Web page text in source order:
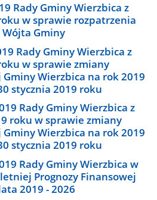
Rady Gminy Wierzbica z
w sprawie rozpatrzenia
Wójta Gminy
Rady Gminy Wierzbica z
w sprawie zmiany
Wierzbica na rok 2019
stycznia 2019 roku
Rady Gminy Wierzbica z
roku w sprawie zmiany
Wierzbica na rok 2019
stycznia 2019 roku
Rady Gminy Wierzbica w
Prognozy Finansowej
2019 - 2026